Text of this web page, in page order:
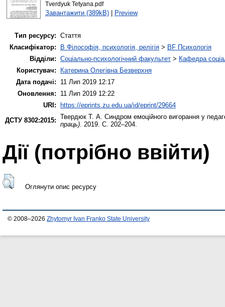
Tverdyuk Tetyana.pdf
Завантажити (389kB)| Preview
Тип ресурсу: Стаття
Класифікатор:
B Філософія, психологія, релігія > BF Психологія
Відділи: Соціально-психологічний факультет > Кафедра
Користувач:
Катерина Олегівна Безверхня
Дата подачі:
11 Лип 2019 12:17
Оновлення:
11 Лип 2019 12:22
URI:
https://eprints.zu.edu.ua/id/eprint/29664
ДСТУ 8302:2015: Твердюк Т. А. Синдром емоційного вигорання у
праць). 2019. С. 202–204.
Дії ​​(потрібно ввійти)
Оглянути опис ресурсу
© 2008–2026 Zhytomyr Ivan Franko State University